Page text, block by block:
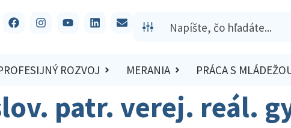
ROZVOJ MERANIA PRÁCA S
patr. verej. reál.